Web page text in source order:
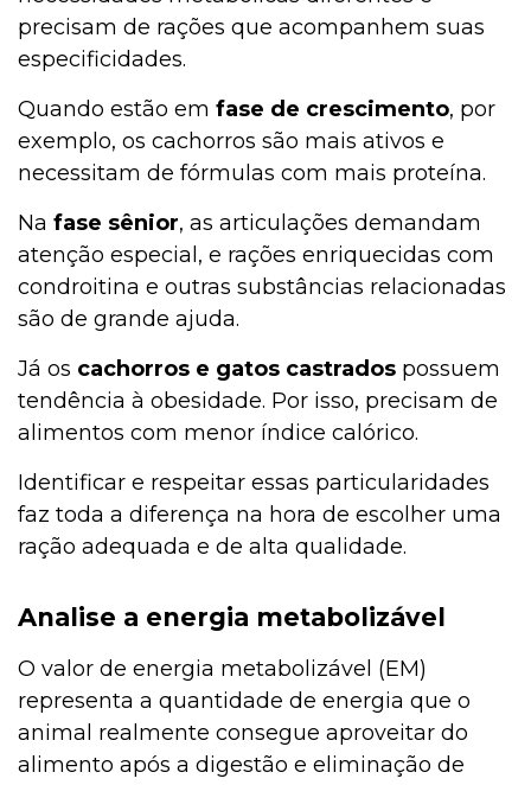
precisam de rações que acompanhem suas
especificidades.
Quando estão em fase de crescimento, por
exemplo, os cachorros são mais ativos e
necessitam de fórmulas com mais proteína.
Na fase sênior, as articulações demandam
atenção especial, e rações enriquecidas com
condroitina e outras substâncias relacionadas
são de grande ajuda.
Já os cachorros e gatos castrados possuem
tendência à obesidade. Por isso, precisam de
alimentos com menor índice calórico.
Identificar e respeitar essas particularidades
faz toda a diferença na hora de escolher uma
ração adequada e de alta qualidade.
Analise a energia metabolizável
O valor de energia metabolizável (EM)
representa a quantidade de energia que o
animal realmente consegue aproveitar do
alimento após a digestão e eliminação de